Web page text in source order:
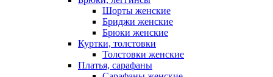
Шорты женские
Бриджи женские
Брюки женские
Куртки, толстовки
Толстовки женские
Платья, сарафаны